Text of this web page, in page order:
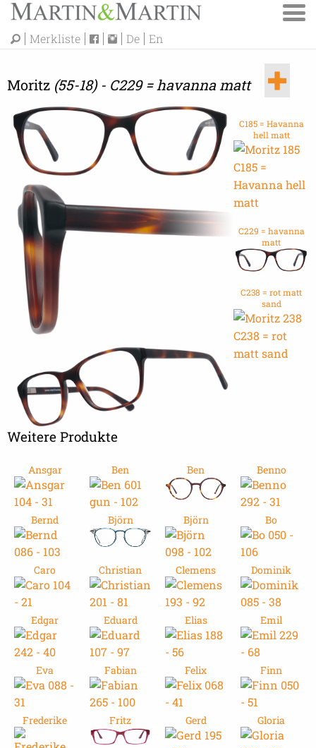
Merkliste De En
Moritz (55-18) - C229 = havanna matt
C185 = Havanna
hell matt
C229 = havanna
matt
C238 = rot matt
sand
Weitere Produkte
Ansgar Ben Ben Benno
Bernd Björn Björn Bo
Caro Christian Clemens Dominik
Edgar Eduard Elias Emil
Eva Fabian Felix Finn
Frederike Fritz Gerd Gloria